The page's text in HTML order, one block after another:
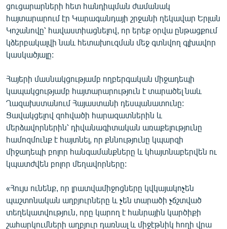
ցուցարարների հետ հանդիպման ժամանակ
հայտարարում էր Կարագանդայի շրջանի ղեկավար Երլան
Կոշանովը՝ հավաստիացնելով, որ երեք օրվա ընթացքում
կձերբակալվի նաև հետախուզման մեջ գտնվող գլխավոր
կասկածյալը:
Հայերի մասնակցությամբ ողբերգական միջադեպի
կապակցությամբ հայտարարություն է տարածել նաև
Ղազախստանում Հայաստանի դեսպանատունը:
Ցավակցելով զոհվածի հարազատներին և
մերձավորներին՝ դիվանագիտական առաքելությունը
համոզմունք է հայտնել, որ քննությունը կպարզի
միջադեպի բոլոր հանգամանքները և կհայտնաբերվեն ու
կպատժվեն բոլոր մեղավորները:
«Հույս ունենք, որ լրատվամիջոցները կվկայակոչեն
պաշտոնական աղբյուրները և չեն տարածի չճշտված
տեղեկատվություն, որը կարող է հանրային կարծիքի
շահարկումների աղբյուր դառնալ և միջէթնիկ հողի վրա